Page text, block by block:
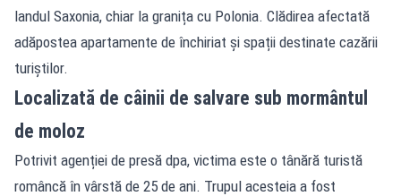
landul Saxonia, chiar la granița cu Polonia. Clădirea afectată
adăpostea apartamente de închiriat și spații destinate cazării
turiștilor.
Localizată de câinii de salvare sub mormântul
de moloz
Potrivit agenției de presă dpa, victima este o tânără turistă
româncă în vârstă de 25 de ani. Trupul acesteia a fost